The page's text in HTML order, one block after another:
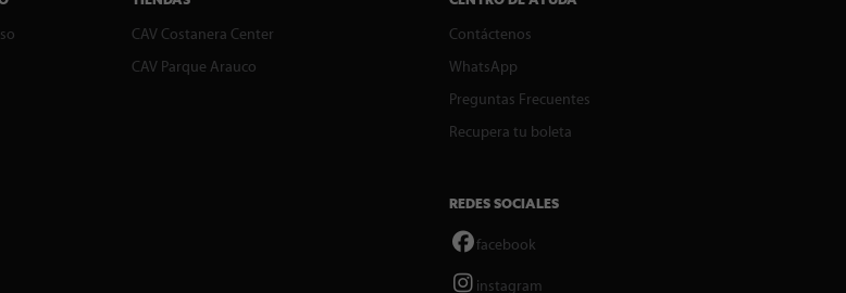
CAV Costanera Center
CAV Parque Arauco
Contáctenos
WhatsApp
Preguntas Frecuentes
Recupera tu boleta
REDES SOCIALES
facebook
instagram